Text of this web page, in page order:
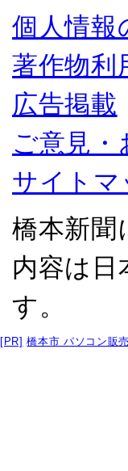
個人情報
著作物利
広告掲載
ご意見・
サイトマ
橋本新聞
内容は日
す。
[PR] 橋本市 パソコン販